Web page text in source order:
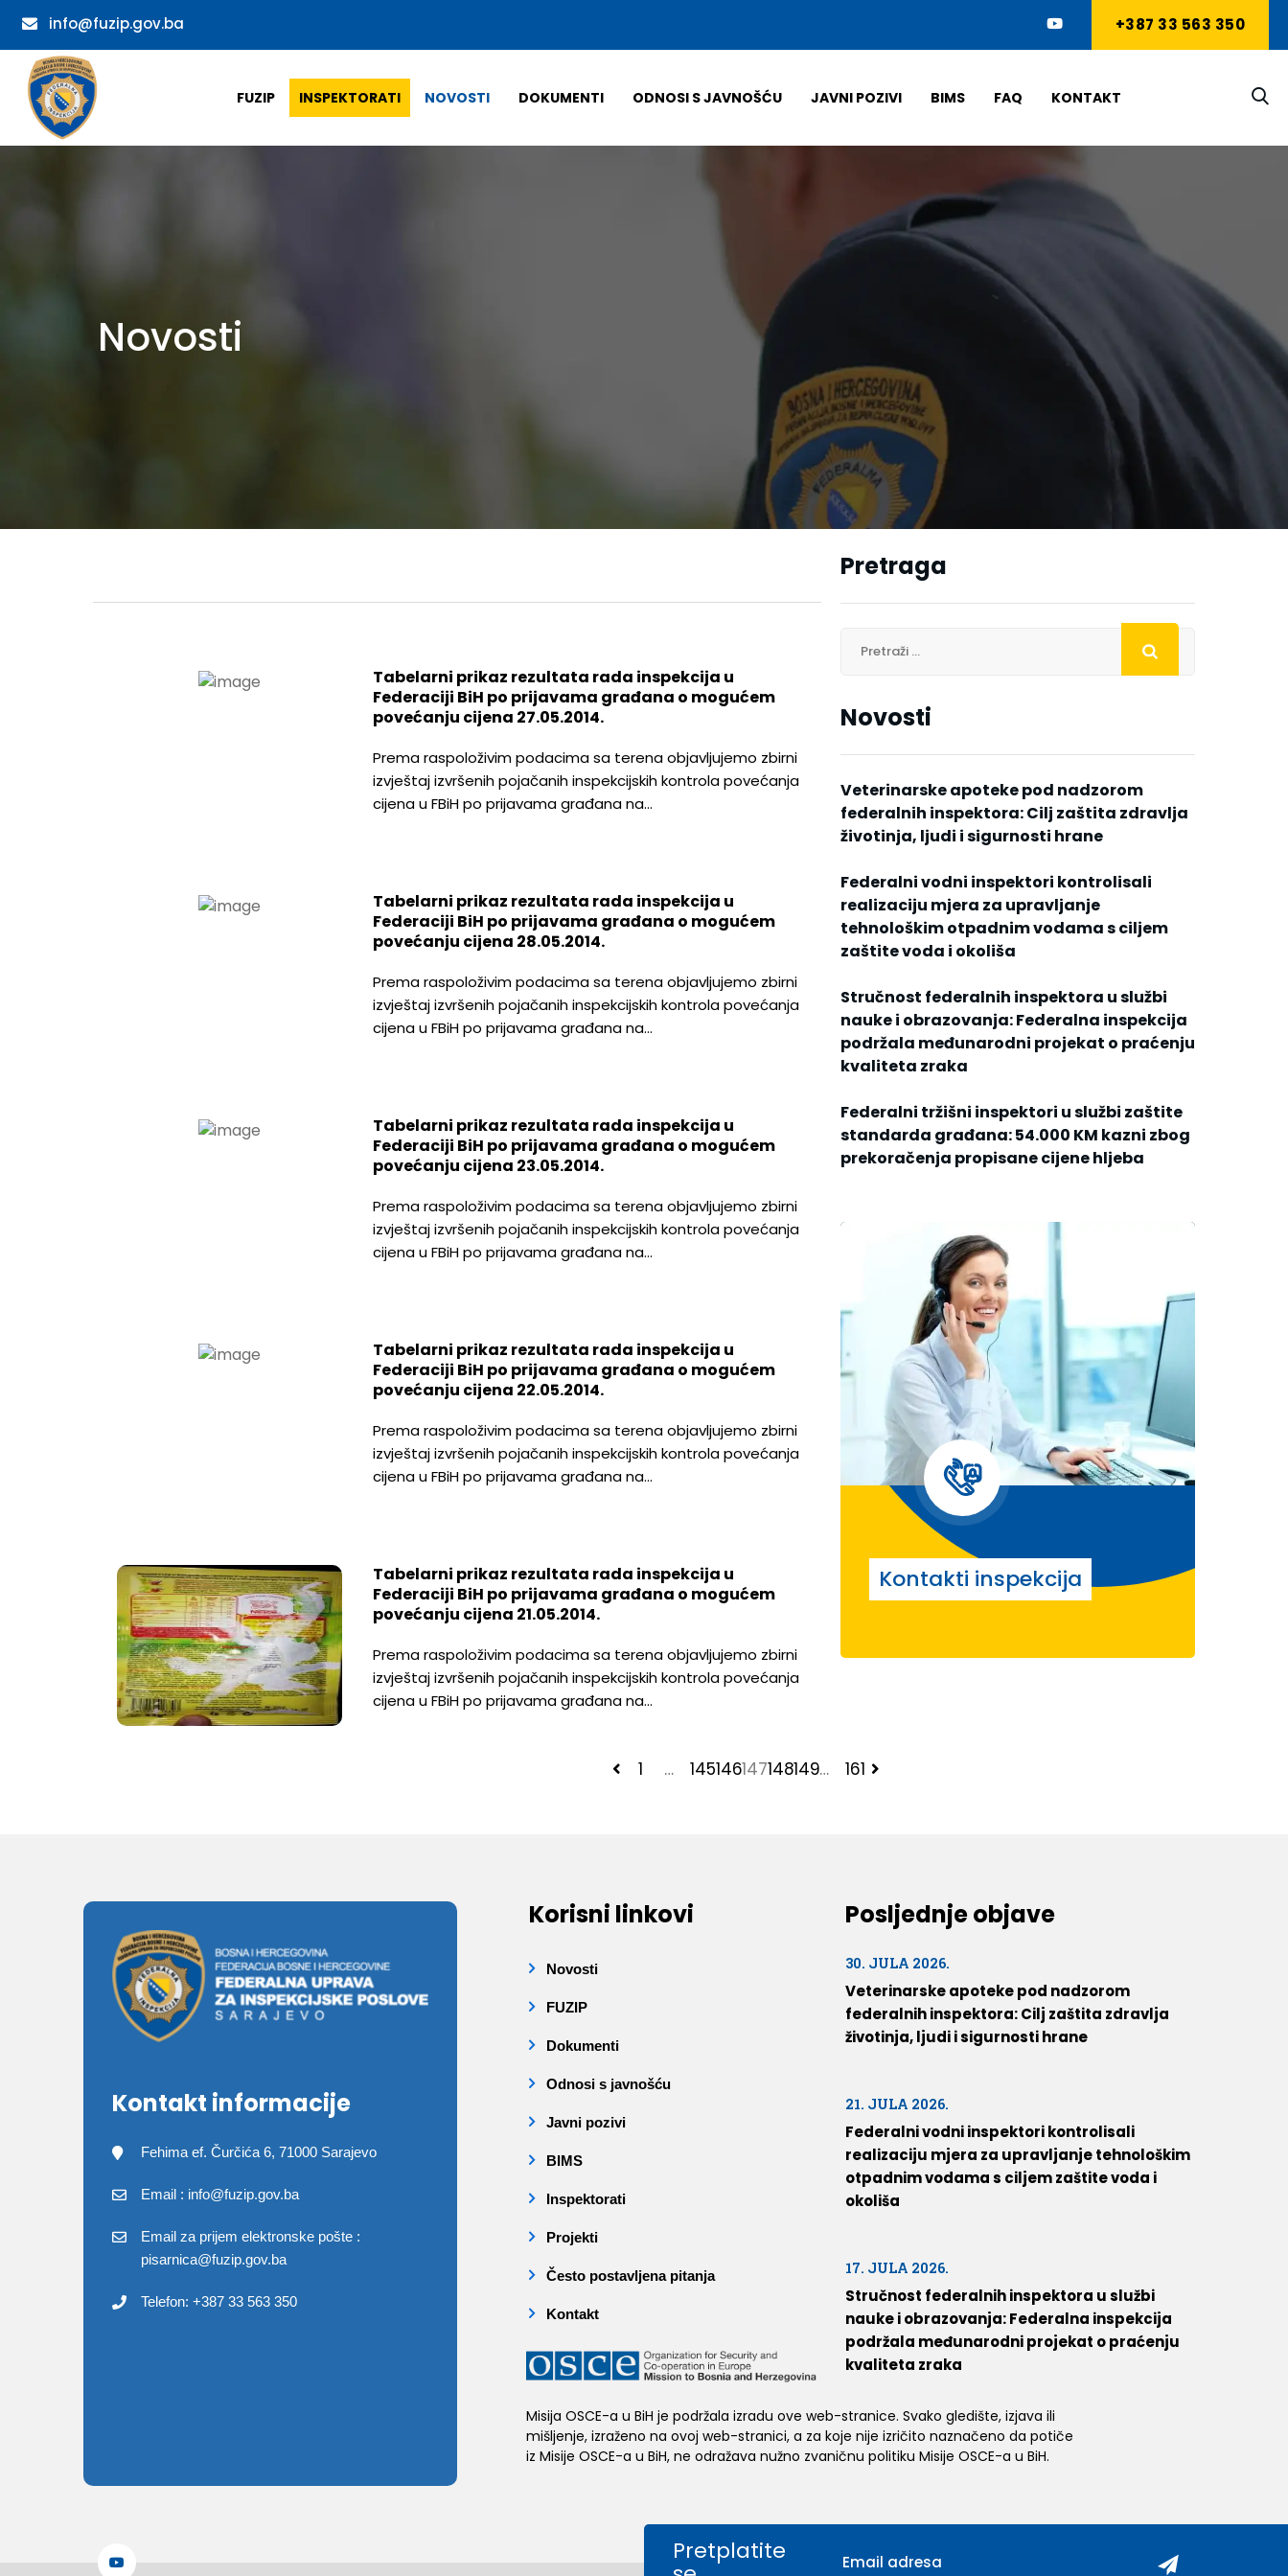
info@fuzip.gov.ba +387 33 563 350
FUZIP INSPEKTORATI NOVOSTI DOKUMENTI ODNOSI S JAVNOŠĆU JAVNI POZIVI BIMS FAQ KONTAKT
Novosti
Tabelarni prikaz rezultata rada inspekcija u
Federaciji BiH po prijavama građana o mogućem
povećanju cijena 27.05.2014.
Prema raspoloživim podacima sa terena objavljujemo zbirni
izvještaj izvršenih pojačanih inspekcijskih kontrola povećanja
cijena u FBiH po prijavama građana na…
Tabelarni prikaz rezultata rada inspekcija u
Federaciji BiH po prijavama građana o mogućem
povećanju cijena 28.05.2014.
Prema raspoloživim podacima sa terena objavljujemo zbirni
izvještaj izvršenih pojačanih inspekcijskih kontrola povećanja
cijena u FBiH po prijavama građana na…
Tabelarni prikaz rezultata rada inspekcija u
Federaciji BiH po prijavama građana o mogućem
povećanju cijena 23.05.2014.
Prema raspoloživim podacima sa terena objavljujemo zbirni
izvještaj izvršenih pojačanih inspekcijskih kontrola povećanja
cijena u FBiH po prijavama građana na…
Tabelarni prikaz rezultata rada inspekcija u
Federaciji BiH po prijavama građana o mogućem
povećanju cijena 22.05.2014.
Prema raspoloživim podacima sa terena objavljujemo zbirni
izvještaj izvršenih pojačanih inspekcijskih kontrola povećanja
cijena u FBiH po prijavama građana na…
Tabelarni prikaz rezultata rada inspekcija u
Federaciji BiH po prijavama građana o mogućem
povećanju cijena 21.05.2014.
Prema raspoloživim podacima sa terena objavljujemo zbirni
izvještaj izvršenih pojačanih inspekcijskih kontrola povećanja
cijena u FBiH po prijavama građana na…
1 … 145146147148149… 161
Pretraga
Novosti
Veterinarske apoteke pod nadzorom
federalnih inspektora: Cilj zaštita zdravlja
životinja, ljudi i sigurnosti hrane
Federalni vodni inspektori kontrolisali
realizaciju mjera za upravljanje
tehnološkim otpadnim vodama s ciljem
zaštite voda i okoliša
Stručnost federalnih inspektora u službi
nauke i obrazovanja: Federalna inspekcija
podržala međunarodni projekat o praćenju
kvaliteta zraka
Federalni tržišni inspektori u službi zaštite
standarda građana: 54.000 KM kazni zbog
prekoračenja propisane cijene hljeba
Kontakti inspekcija
Kontakt informacije
Fehima ef. Čurčića 6, 71000 Sarajevo
Email : info@fuzip.gov.ba
Email za prijem elektronske pošte :
pisarnica@fuzip.gov.ba
Telefon: +387 33 563 350
Korisni linkovi
Novosti
FUZIP
Dokumenti
Odnosi s javnošću
Javni pozivi
BIMS
Inspektorati
Projekti
Često postavljena pitanja
Kontakt
Misija OSCE-a u BiH je podržala izradu ove web-stranice. Svako gledište, izjava ili
mišljenje, izraženo na ovoj web-stranici, a za koje nije izričito naznačeno da potiče
iz Misije OSCE-a u BiH, ne odražava nužno zvaničnu politiku Misije OSCE-a u BiH.
Posljednje objave
30. JULA 2026.
Veterinarske apoteke pod nadzorom
federalnih inspektora: Cilj zaštita zdravlja
životinja, ljudi i sigurnosti hrane
21. JULA 2026.
Federalni vodni inspektori kontrolisali
realizaciju mjera za upravljanje tehnološkim
otpadnim vodama s ciljem zaštite voda i
okoliša
17. JULA 2026.
Stručnost federalnih inspektora u službi
nauke i obrazovanja: Federalna inspekcija
podržala međunarodni projekat o praćenju
kvaliteta zraka
Pretplatite